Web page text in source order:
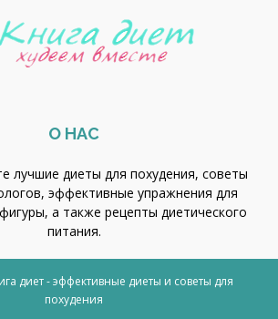
О НАС
лучшие диеты для похудения, советы
эффективные упражнения для
а также рецепты диетического
питания.
диет - эффективные диеты и советы для
похудения